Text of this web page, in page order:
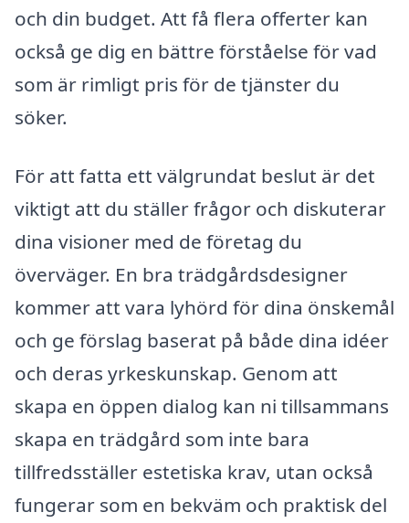
och din budget. Att få flera offerter kan
också ge dig en bättre förståelse för vad
som är rimligt pris för de tjänster du
söker.
För att fatta ett välgrundat beslut är det
viktigt att du ställer frågor och diskuterar
dina visioner med de företag du
överväger. En bra trädgårdsdesigner
kommer att vara lyhörd för dina önskemål
och ge förslag baserat på både dina idéer
och deras yrkeskunskap. Genom att
skapa en öppen dialog kan ni tillsammans
skapa en trädgård som inte bara
tillfredsställer estetiska krav, utan också
fungerar som en bekväm och praktisk del